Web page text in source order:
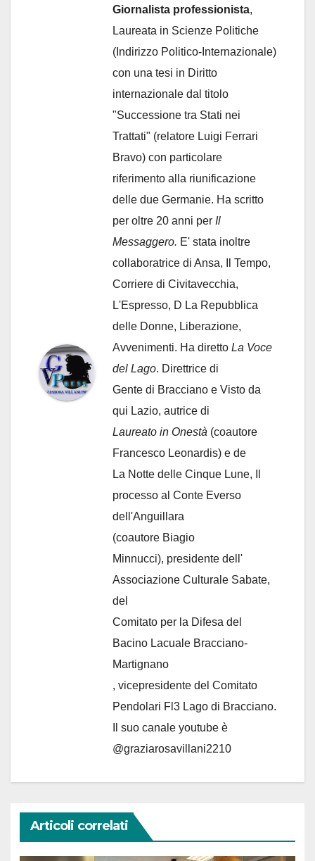
Giornalista professionista,
Laureata in Scienze Politiche
(Indirizzo Politico-Internazionale)
con una tesi in Diritto
internazionale dal titolo
"Successione tra Stati nei
Trattati" (relatore Luigi Ferrari
Bravo) con particolare
riferimento alla riunificazione
delle due Germanie. Ha scritto
per oltre 20 anni per Il
Messaggero. E' stata inoltre
collaboratrice di Ansa, Il Tempo,
Corriere di Civitavecchia,
L'Espresso, D La Repubblica
delle Donne, Liberazione,
Avvenimenti. Ha diretto La Voce
del Lago. Direttrice di
Gente di Bracciano e Visto da
qui Lazio, autrice di
Laureato in Onestà (coautore
Francesco Leonardis) e de
La Notte delle Cinque Lune, Il
processo al Conte Everso
dell'Anguillara
(coautore Biagio
Minnucci), presidente dell'
Associazione Culturale Sabate,
del
Comitato per la Difesa del
Bacino Lacuale Bracciano-
Martignano
, vicepresidente del Comitato
Pendolari Fl3 Lago di Bracciano.
Il suo canale youtube è
@graziarosavillani2210
Articoli correlati